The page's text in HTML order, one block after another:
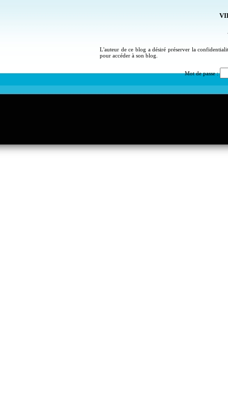
L'auteur de ce blog a désiré préserver la
pour accéder à son blog.
Mot de passe :